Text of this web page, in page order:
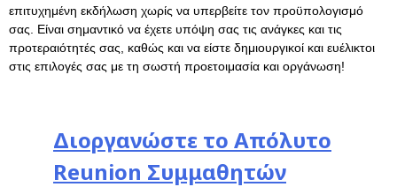
επιτυχημένη εκδήλωση χωρίς να υπερβείτε τον προϋπολογισμό
σας. Είναι σημαντικό να έχετε υπόψη σας τις ανάγκες και τις
προτεραιότητές σας, καθώς και να είστε δημιουργικοί και ευέλικτοι
στις επιλογές σας με τη σωστή προετοιμασία και οργάνωση!
Διοργανώστε το Απόλυτο
Reunion Συμμαθητών